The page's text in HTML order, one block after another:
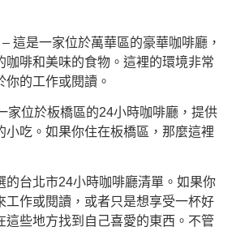
這是一家位於萬華區的豪華咖啡廳，
咖啡和美味的食物。這裡的環境非常
你的工作或閱讀。
家位於板橋區的24小時咖啡廳，提供
小吃。如果你住在板橋區，那麼這裡
的台北市24小時咖啡廳清單。如果你
工作或閱讀，或者只是想享受一杯好
這些地方找到自己喜愛的東西。不管